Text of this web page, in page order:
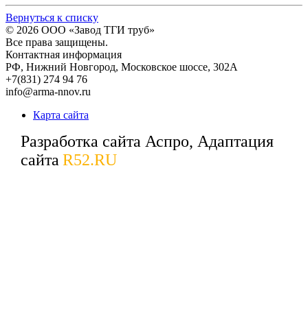
Вернуться к списку
© 2026 ООО «Завод ТГИ труб»
Все права защищены.
Контактная информация
РФ, Нижний Новгород, Московское шоссе, 302А
+7(831) 274 94 76
info@arma-nnov.ru
Карта сайта
Разработка сайта Аспро, Адаптация
сайта R52.RU